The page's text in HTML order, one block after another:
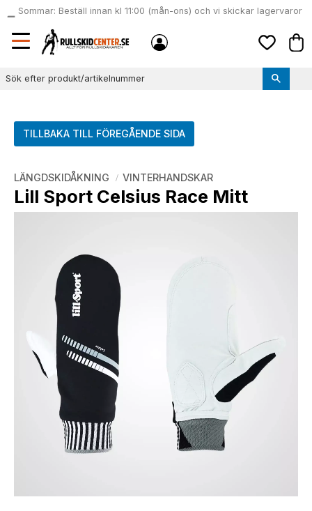
Meny
local_shipping
Sommar: Beställ innan kl 11:00 (mån-ons) och vi skickar lagervaror
samma dag
TILLBAKA TILL FÖREGÅENDE SIDA
LÄNGDSKIDÅKNING VINTERHANDSKAR
Lill Sport Celsius Race Mitt